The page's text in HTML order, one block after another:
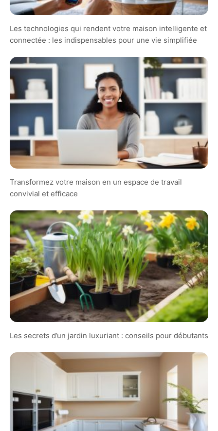
Les technologies qui rendent votre maison intelligente et
connectée : les indispensables pour une vie simplifiée
Transformez votre maison en un espace de travail
convivial et efficace
Les secrets d’un jardin luxuriant : conseils pour débutants